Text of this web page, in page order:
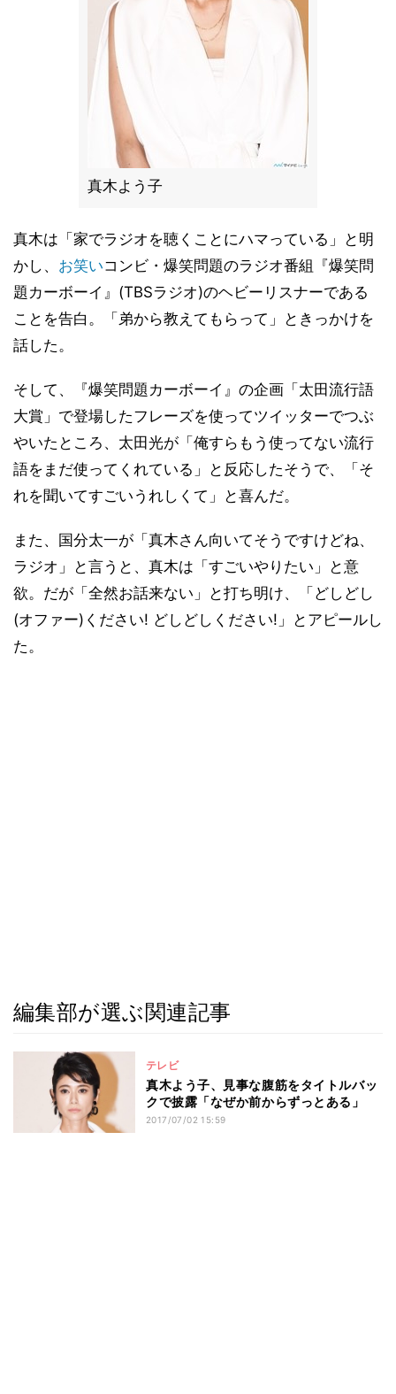
真木よう子
真木は「家でラジオを聴くことにハマっている」と明
かし、 お笑いコンビ・爆笑問題のラジオ番組『爆笑問
題カーボーイ』(TBSラジオ)のヘビーリスナーである
ことを告白。「弟から教えてもらって」ときっかけを
話した。
そして、『爆笑問題カーボーイ』の企画「太田流行語
大賞」で登場したフレーズを使ってツイッターでつぶ
やいたところ、太田光が「俺すらもう使ってない流行
語をまだ使ってくれている」と反応したそうで、「そ
れを聞いてすごいうれしくて」と喜んだ。
また、国分太一が「真木さん向いてそうですけどね、
ラジオ」と言うと、真木は「すごいやりたい」と意
欲。だが「全然お話来ない」と打ち明け、「どしどし
(オファー)ください! どしどしください!」とアピールし
た。
編集部が選ぶ関連記事
テレビ
真木よう子、見事な腹筋をタイトルバッ
クで披露「なぜか前からずっとある」
2017/07/02 15:59